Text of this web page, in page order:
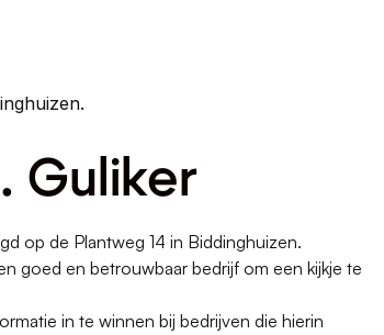
Guliker
op de Plantweg 14 in Biddinghuizen.
goed en betrouwbaar bedrijf om een kijkje te
in te winnen bij bedrijven die hierin